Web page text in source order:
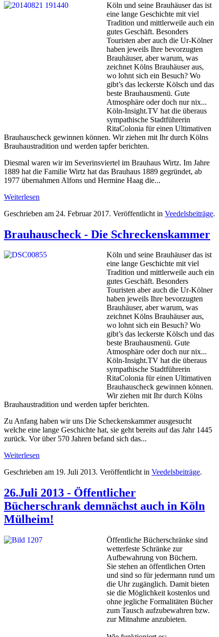
Köln und seine Brauhäuser das ist
eine lange Geschichte mit viel
Tradition und mittlerweile auch ein
gutes Geschäft. Besonders
Touristen aber auch die Ur-Kölner
haben jeweils Ihre bevorzugten
Brauhäuser, aber warum, was
zeichnet Kölns Brauhäuser aus,
wo lohnt sich ein Besuch? Wo
gibt’s das leckerste Kölsch und das
beste Brauhausmenü. Gute
Atmosphäre oder doch nur nix...
Köln-Insight.TV hat die überaus
sympathische Stadtführerin
RitaColonia für einen Ultimativen
Brauhauscheck gewinnen können. Wir ziehen mit Ihr durch Kölns
Brauhaustradition und werden tapfer berichten.
Diesmal waren wir im Severinsviertel im Brauhaus Wirtz. Im Jahre
1889 hat die Familie Wirtz hat das Brauhaus 1889 gegründet, ab
1977 übernahmen Alfons und Hermine Haag die...
Weiterlesen
Geschrieben am 24. Februar 2017. Veröffentlicht in Veedelsbeiträge.
Brauhauscheck - Die Schreckenskammer
Köln und seine Brauhäuser das ist
eine lange Geschichte mit viel
Tradition und mittlerweile auch ein
gutes Geschäft. Besonders
Touristen aber auch die Ur-Kölner
haben jeweils Ihre bevorzugten
Brauhäuser, aber warum, was
zeichnet Kölns Brauhäuser aus,
wo lohnt sich ein Besuch? Wo
gibt’s das leckerste Kölsch und das
beste Brauhausmenü. Gute
Atmosphäre oder doch nur nix...
Köln-Insight.TV hat die überaus
sympathische Stadtführerin
RitaColonia für einen Ultimativen
Brauhauscheck gewinnen können.
Wir ziehen mit Ihr durch Kölns
Brauhaustradition und werden tapfer berichten.
Zu Anfang haben wir uns Die Scheckenskammer ausgesucht
welche eine lange Geschichte hat, sie geht bereits auf das Jahr 1445
zurück. Vor über 570 Jahren befand sich das...
Weiterlesen
Geschrieben am 19. Juli 2013. Veröffentlicht in Veedelsbeiträge.
26.Juli 2013 - Öffentlicher
Bücherschrank demnächst auch in Köln
Mülheim!
Öffentliche Bücherschränke sind
wetterfeste Schränke zur
Aufbewahrung von Büchern.
Sie stehen an öffentlichen Orten
und sind so für jedermann rund um
die Uhr zugänglich. Damit bieten
sie die Möglichkeit kostenlos und
ohne jegliche Formalitäten Bücher
zum Tausch aufzubewahren bzw.
zur Mitnahme anzubieten.